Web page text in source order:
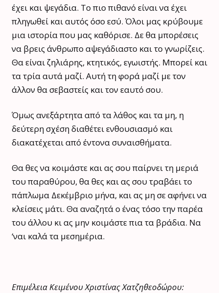
έχει και ψεγάδια. Το πιο πιθανό είναι να έχει
πληγωθεί και αυτός όσο εσύ. Όλοι μας κρύβουμε
μια ιστορία που μας καθόρισε. Δε θα μπορέσεις
να βρεις άνθρωπο αψεγάδιαστο και το γνωρίζεις.
Θα είναι ζηλιάρης, κτητικός, εγωιστής. Μπορεί και
τα τρία αυτά μαζί. Αυτή τη φορά μαζί με τον
άλλον θα σεβαστείς και τον εαυτό σου.
Όμως ανεξάρτητα από τα λάθος και τα μη, η
δεύτερη σχέση διαθέτει ενθουσιασμό και
διακατέχεται από έντονα συναισθήματα.
Θα θες να κοιμάστε και ας σου παίρνει τη μεριά
του παραθύρου, θα θες και ας σου τραβάει το
πάπλωμα Δεκέμβριο μήνα, και ας μη σε αφήνει να
κλείσεις μάτι. Θα αναζητά ο ένας τόσο την παρέα
του άλλου κι ας μην κοιμάστε πια τα βράδια. Να
‘ναι καλά τα μεσημέρια.
Eπιμέλεια Κειμένου Χριστίνας Χατζηθεοδώρου: